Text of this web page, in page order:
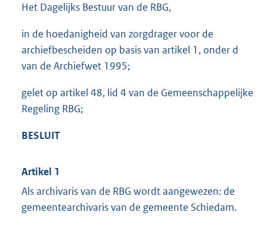
Het Dagelijks Bestuur van de RBG,
in de hoedanigheid van zorgdrager voor de
archiefbescheiden op basis van artikel 1, onder d
van de Archiefwet 1995;
gelet op artikel 48, lid 4 van de Gemeenschappelijke
Regeling RBG;
BESLUIT
Artikel 1
Als archivaris van de RBG wordt aangewezen: de
gemeentearchivaris van de gemeente Schiedam.